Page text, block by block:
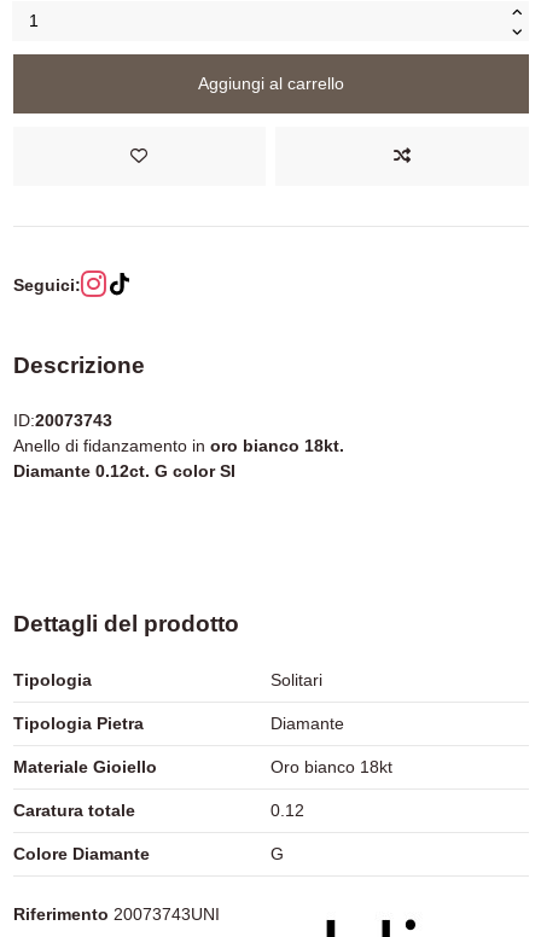
Aggiungi al carrello
Seguici:
Descrizione
ID:20073743
Anello di fidanzamento in oro bianco 18kt.
Diamante 0.12ct. G color SI
Dettagli del prodotto
Tipologia Solitari
Tipologia Pietra Diamante
Materiale Gioiello Oro bianco 18kt
Caratura totale 0.12
Colore Diamante G
Riferimento 20073743UNI